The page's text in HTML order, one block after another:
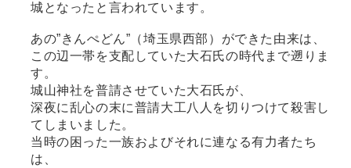
城となったと言われています。
あの”きんぺどん”（埼玉県西部）ができた由来は、
この辺一帯を支配していた大石氏の時代まで遡りま
す。
城山神社を普請させていた大石氏が、
深夜に乱心の末に普請大工八人を切りつけて殺害し
てしまいました。
当時の困った一族およびそれに連なる有力者たち
は、